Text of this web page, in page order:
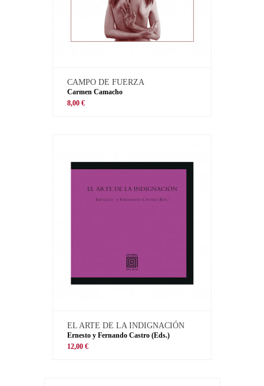
CAMPO DE FUERZA
Carmen Camacho
8,00 €
EL ARTE DE LA INDIGNACIÓN
Ernesto y Fernando Castro (Eds.)
12,00 €